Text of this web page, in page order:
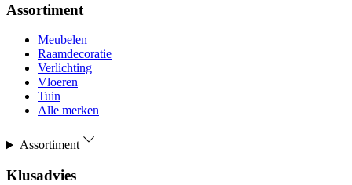
Assortiment
Meubelen
Raamdecoratie
Verlichting
Vloeren
Tuin
Alle merken
Assortiment
Klusadvies